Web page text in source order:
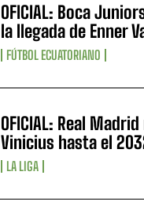
OFICIAL: Boca
la llegada de Enner
FÚTBOL ECUATORIANO
OFICIAL: Real
Vinicius hasta el
LA LIGA